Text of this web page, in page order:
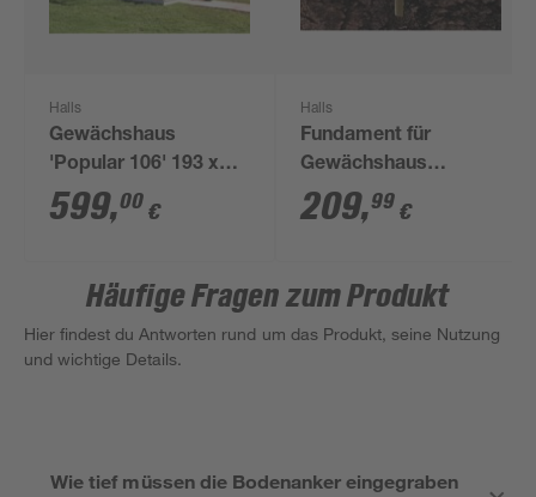
Halls
Gewächshaus
'Popular 106' 193 x
319 cm mit 3 mm
Blankglas
599,00 €
Halls
Fundament für
Gewächshaus
'Popular 106' 6,3 m²
209,99 €
Häufige Fragen zum Produkt
Hier findest du Antworten rund um das Produkt, seine Nutzung
und wichtige Details.
Wie tief müssen die Bodenanker eingegraben